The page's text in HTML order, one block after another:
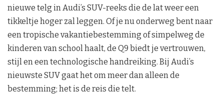
nieuwe telg in Audi’s SUV-reeks die de lat weer een
tikkeltje hoger zal leggen. Of je nu onderweg bent naar
een tropische vakantiebestemming of simpelweg de
kinderen van school haalt, de Q9 biedt je vertrouwen,
stijl en een technologische handreiking. Bij Audi’s
nieuwste SUV gaat het om meer dan alleen de
bestemming; het is de reis die telt.